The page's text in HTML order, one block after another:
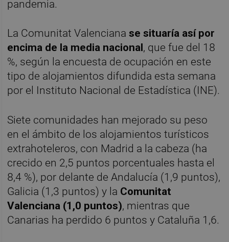
pandemia.
La Comunitat Valencianase situaría así por
encima de la media nacional , que fue del 18
%, según la encuesta de ocupación en este
tipo de alojamientos difundida esta semana
por el Instituto Nacional de Estadística (INE).
Siete comunidades han mejorado su peso
en el ámbito de los alojamientos turísticos
extrahoteleros, con Madrid a la cabeza (ha
crecido en 2,5 puntos porcentuales hasta el
8,4 %), por delante de Andalucía (1,9 puntos),
Galicia (1,3 puntos) y la Comunitat
Valenciana (1,0 puntos), mientras que
Canarias ha perdido 6 puntos y Cataluña 1,6.